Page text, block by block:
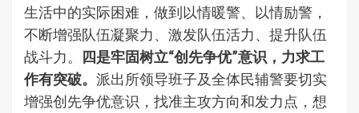
生活中的实际困难，做到以情暖警、以情励警，
不断增强队伍凝聚力、激发队伍活力、提升队伍
战斗力。 四是牢固树立“创先争优”意识，力求工
作有突破。 派出所领导班子及全体民辅警要切实
增强创先争优意识，找准主攻方向和发力点，想